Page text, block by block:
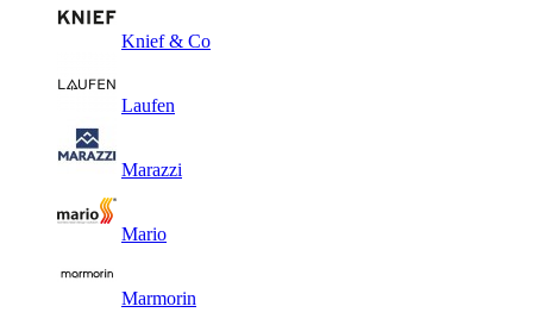
Knief & Co
Laufen
Marazzi
Mario
Marmorin